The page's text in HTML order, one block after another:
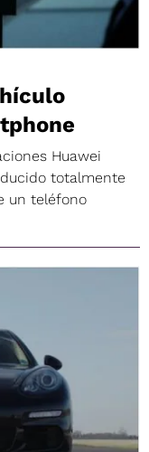
Huawei
totalmente
un teléfono